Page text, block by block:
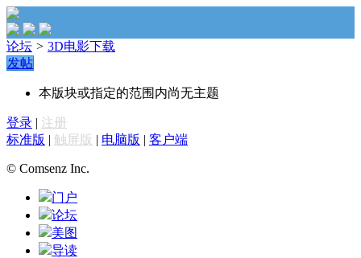
论坛 > 3D电影下载
发帖
本版块或指定的范围内尚无主题
登录 | 注册
标准版 | 触屏版 | 电脑版 | 客户端
© Comsenz Inc.
门户
论坛
美图
导读